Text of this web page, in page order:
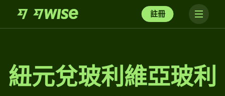
註冊
紐元兌玻利維亞玻利